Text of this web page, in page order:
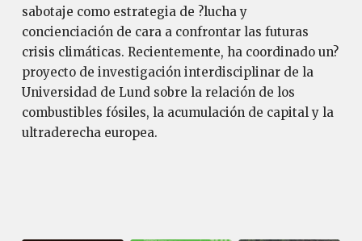
sabotaje como estrategia de ?lucha y
concienciación de cara a confrontar las futuras
crisis climáticas. Recientemente, ha coordinado un?
proyecto de investigación interdisciplinar de la
Universidad de Lund sobre la relación de los
combustibles fósiles, la acumulación de capital y la
ultraderecha europea.